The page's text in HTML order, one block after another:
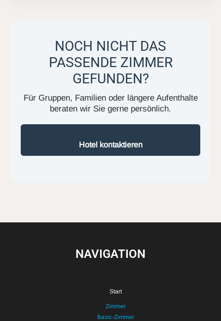
NOCH NICHT DAS
PASSENDE ZIMMER
GEFUNDEN?
Für Gruppen, Familien oder längere Aufenthalte
beraten wir Sie gerne persönlich.
Hotel kontaktieren
NAVIGATION
Start
Zimmer
Basic-Zimmer